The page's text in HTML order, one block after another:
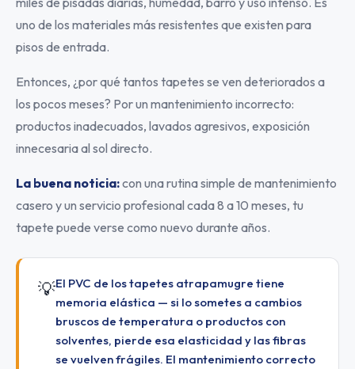
uno de los materiales más resistentes que existen para
pisos de entrada.
Entonces, ¿por qué tantos tapetes se ven deteriorados a
los pocos meses? Por un mantenimiento incorrecto:
productos inadecuados, lavados agresivos, exposición
innecesaria al sol directo.
La buena noticia:con una rutina simple de mantenimiento
casero y un servicio profesional cada 8 a 10 meses, tu
tapete puede verse como nuevo durante años.
💡El PVC de los tapetes atrapamugre tiene
memoria elástica — si lo sometes a cambios
bruscos de temperatura o productos con
solventes, pierde esa elasticidad y las fibras
se vuelven frágiles. El mantenimiento correcto